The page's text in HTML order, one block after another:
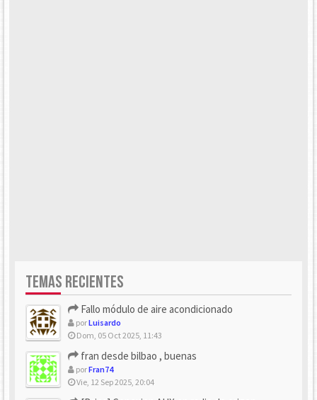
TEMAS RECIENTES
Fallo módulo de aire acondicionado
porLuisardo
Dom, 05 Oct 2025, 11:43
fran desde bilbao , buenas
porFran74
Vie, 12 Sep 2025, 20:04